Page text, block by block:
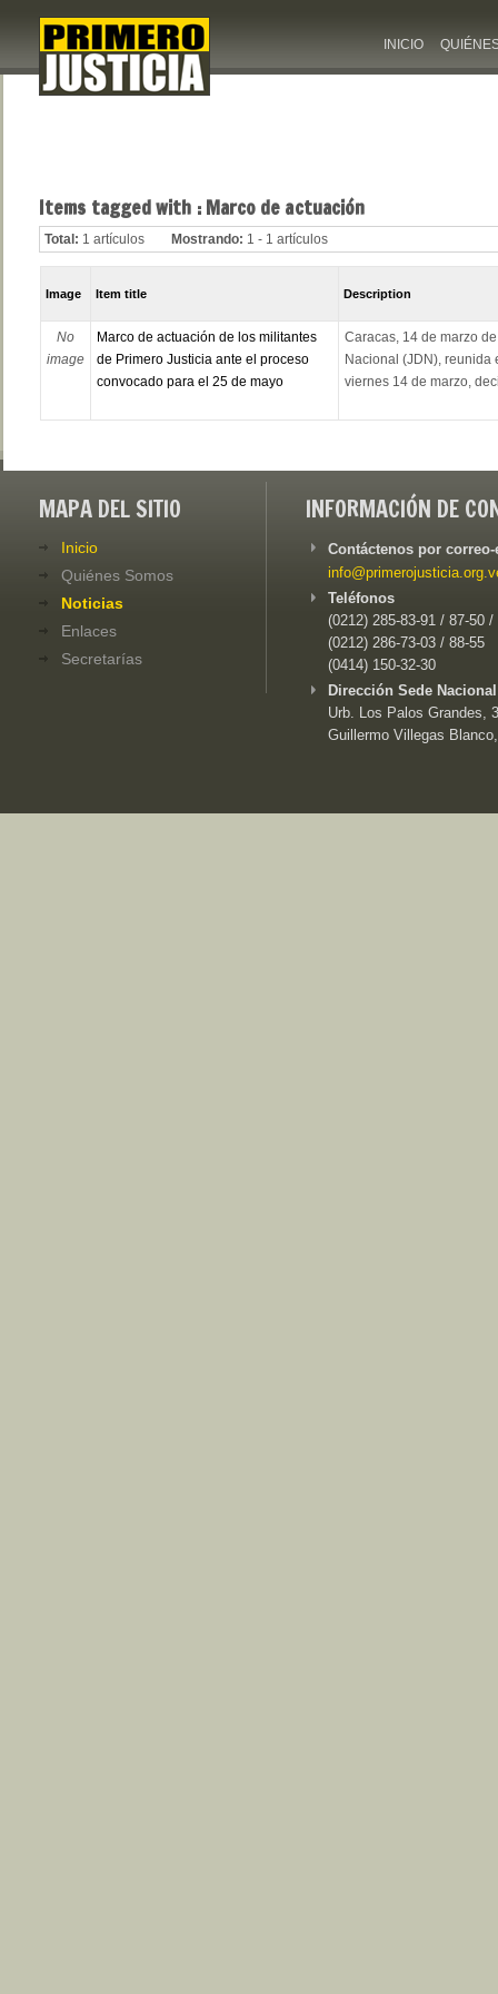
INICIO
Items tagged with : Marco de actuación
Total: 1 artículos Mostrando: 1 - 1 artículos
Image Item title Description
No
image
Marco de actuación de los militantes
de Primero Justicia ante el proceso
convocado para el 25 de mayo
Caracas, 14 de marzo
Nacional (JDN), reunida
viernes 14 de marzo,
MAPA DEL SITIO
Inicio
Quiénes Somos
Noticias
Enlaces
Secretarías
INFORMACIÓN DE
Contáctenos por
Teléfonos
(0212) 285-83-91 / 87-50 /
(0212) 286-73-03 / 88-55
(0414) 150-32-30
Dirección Sede
Urb. Los Palos Grandes,
Guillermo Villegas